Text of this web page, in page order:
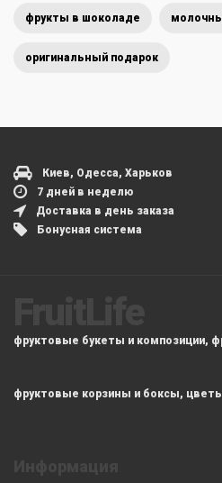
фрукты в шоколаде
оригинальный подарок
Киев, Одесса, Харьков
7 дней в неделю
Доставка в день заказа
Бонусная система
фруктовые букеты и композиции,
фруктовые корзины и боксы,